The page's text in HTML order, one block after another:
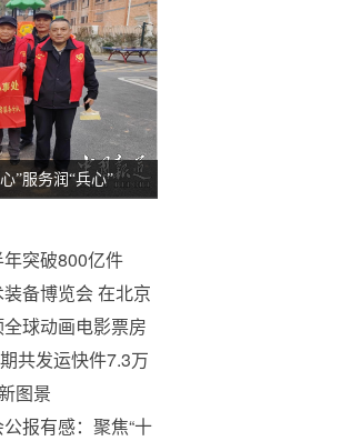
”服务润“兵心”
突破800亿件
备博览会 在北京
全球动画电影票房
共发运快件7.3万
图景
报有感：聚焦“十